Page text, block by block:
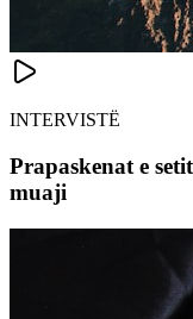
INTERVISTË
Prapaskenat e
muaji